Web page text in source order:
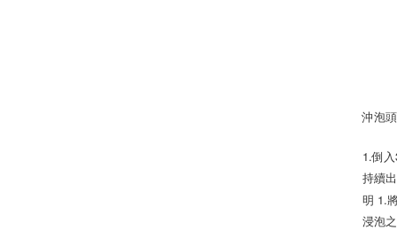
沖泡
1.倒
持續
明 1.
浸泡